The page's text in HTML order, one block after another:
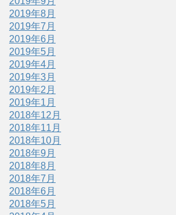
2019年8月
2019年7月
2019年6月
2019年5月
2019年4月
2019年3月
2019年2月
2019年1月
2018年12月
2018年11月
2018年10月
2018年9月
2018年8月
2018年7月
2018年6月
2018年5月